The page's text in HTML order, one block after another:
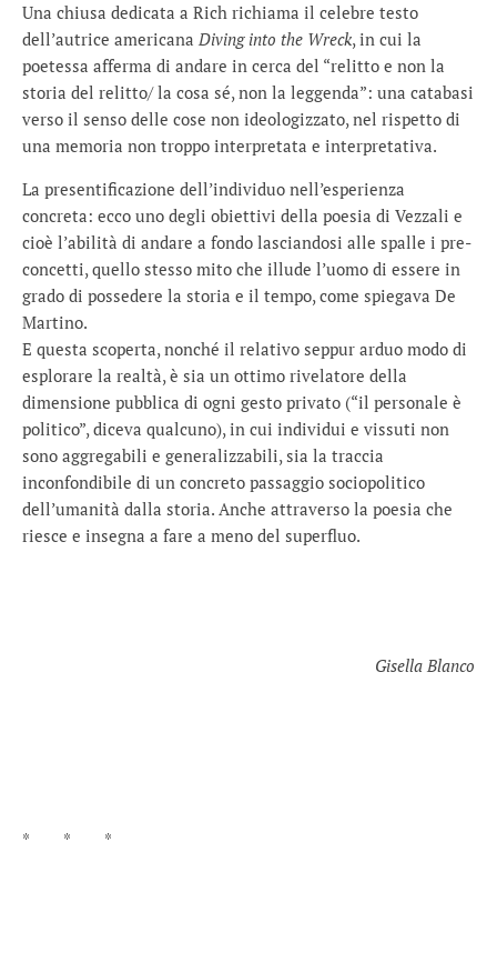
Una chiusa dedicata a Rich richiama il celebre testo
dell’autrice americana Diving into the Wreck, in cui la
poetessa afferma di andare in cerca del “relitto e non la
storia del relitto/ la cosa sé, non la leggenda”: una catabasi
verso il senso delle cose non ideologizzato, nel rispetto di
una memoria non troppo interpretata e interpretativa.
La presentificazione dell’individuo nell’esperienza
concreta: ecco uno degli obiettivi della poesia di Vezzali e
cioè l’abilità di andare a fondo lasciandosi alle spalle i pre-
concetti, quello stesso mito che illude l’uomo di essere in
grado di possedere la storia e il tempo, come spiegava De
Martino.
E questa scoperta, nonché il relativo seppur arduo modo di
esplorare la realtà, è sia un ottimo rivelatore della
dimensione pubblica di ogni gesto privato (“il personale è
politico”, diceva qualcuno), in cui individui e vissuti non
sono aggregabili e generalizzabili, sia la traccia
inconfondibile di un concreto passaggio sociopolitico
dell’umanità dalla storia. Anche attraverso la poesia che
riesce e insegna a fare a meno del superfluo.
Gisella Blanco
* * *